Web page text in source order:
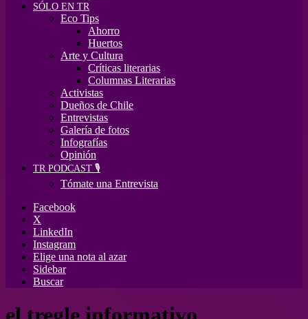
SÓLO EN TR
Eco Tips
Ahorro
Huertos
Arte y Cultura
Críticas literarias
Columnas Literarias
Activistas
Dueños de Chile
Entrevistas
Galería de fotos
Infografías
Opinión
TR PODCAST 🎙️
Tómate una Entrevista
Facebook
X
LinkedIn
Instagram
Elige una nota al azar
Sidebar
Buscar